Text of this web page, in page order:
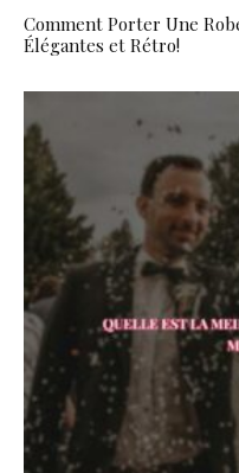
Comment Porter Une
Élégantes et Rétro!